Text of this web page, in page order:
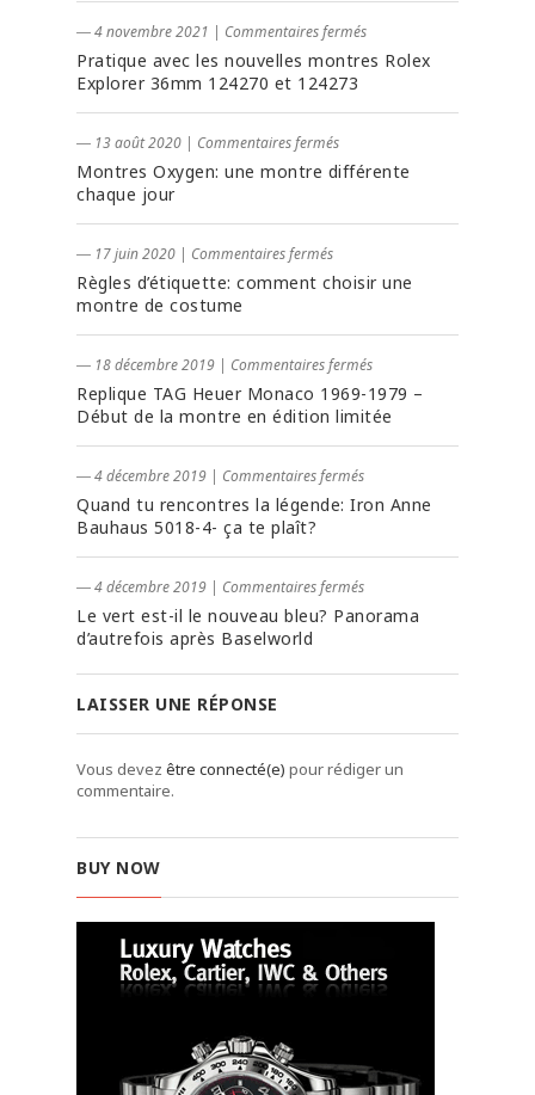
― 4 novembre 2021 | Commentaires fermés
Pratique avec les nouvelles montres Rolex
Explorer 36mm 124270 et 124273
― 13 août 2020 | Commentaires fermés
Montres Oxygen: une montre différente
chaque jour
― 17 juin 2020 | Commentaires fermés
Règles d’étiquette: comment choisir une
montre de costume
― 18 décembre 2019 | Commentaires fermés
Replique TAG Heuer Monaco 1969-1979 –
Début de la montre en édition limitée
― 4 décembre 2019 | Commentaires fermés
Quand tu rencontres la légende: Iron Anne
Bauhaus 5018-4- ça te plaît?
― 4 décembre 2019 | Commentaires fermés
Le vert est-il le nouveau bleu? Panorama
d’autrefois après Baselworld
LAISSER UNE RÉPONSE
Vous devez être connecté(e) pour rédiger un
commentaire.
BUY NOW